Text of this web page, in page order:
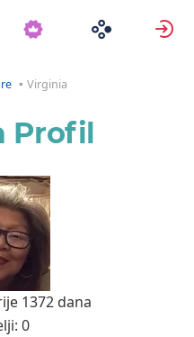
Virginia
Profil
1372 dana
0